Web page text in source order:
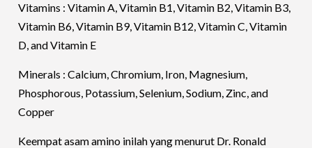
Vitamins : Vitamin A, Vitamin B1, Vitamin B2, Vitamin B3,
Vitamin B6, Vitamin B9, Vitamin B12, Vitamin C, Vitamin
D, and Vitamin E
Minerals : Calcium, Chromium, Iron, Magnesium,
Phosphorous, Potassium, Selenium, Sodium, Zinc, and
Copper
Keempat asam amino inilah yang menurut Dr. Ronald